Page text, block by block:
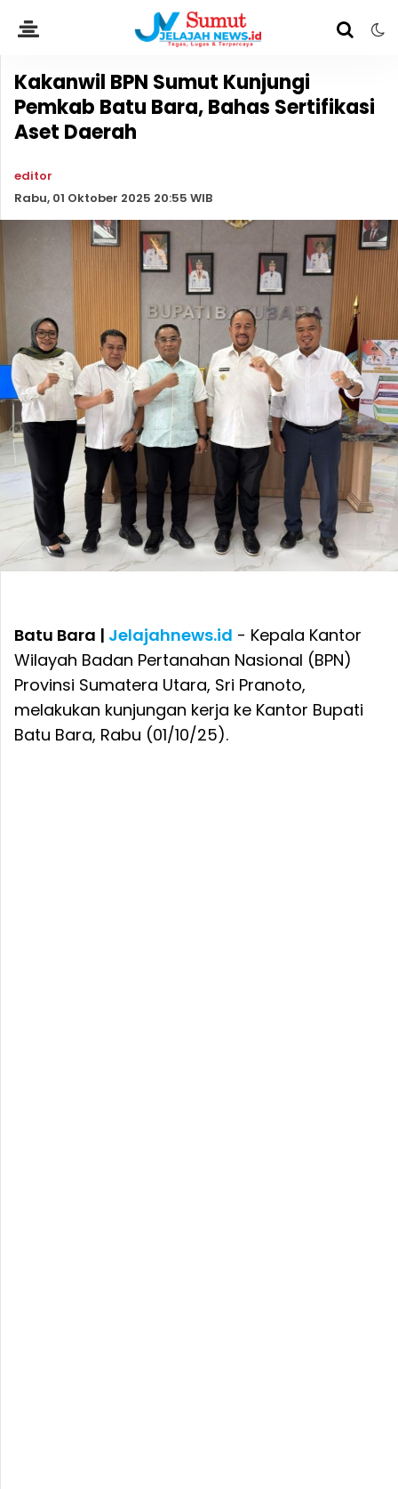
Kakanwil BPN Sumut Kunjungi
Pemkab Batu Bara, Bahas Sertifikasi
Aset Daerah
editor
Rabu, 01 Oktober 2025 20:55 WIB
Batu Bara | Jelajahnews.id - Kepala Kantor
Wilayah Badan Pertanahan Nasional (BPN)
Provinsi Sumatera Utara, Sri Pranoto,
melakukan kunjungan kerja ke Kantor Bupati
Batu Bara, Rabu (01/10/25).